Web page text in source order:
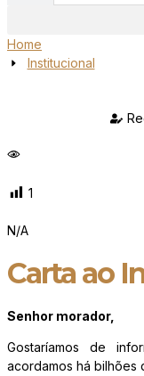
Home
Institucional
1
N/A
Carta ao
Senhor morador,
Gostaríamos de
acordamos há bilhões